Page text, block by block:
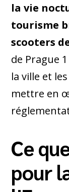
la vie
tourisme
scooters
de Prague
la ville et
mettre en
Ce
pour